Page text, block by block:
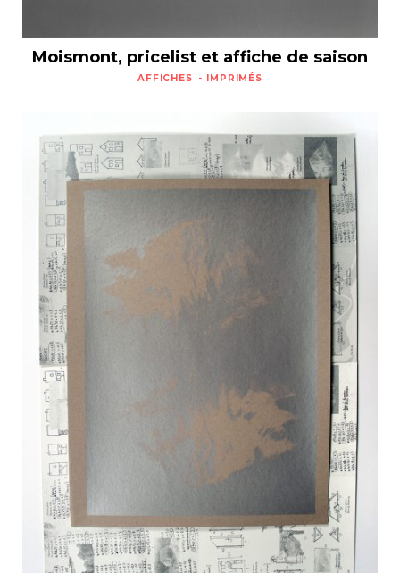
AFFICHES IMPRIMÉS
Moismont, pricelist et affiche de saison